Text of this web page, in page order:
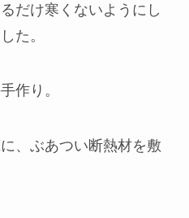
だけ寒くないようにし
た。
作り。
、ぶあつい断熱材を敷